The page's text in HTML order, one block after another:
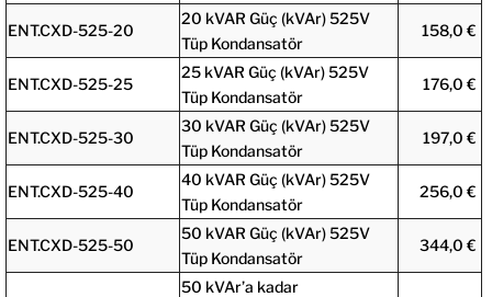
ENT.CXD-525-20
20 kVAR Güç (kVAr) 525V
Tüp Kondansatör
158,0 €
ENT.CXD-525-25
25 kVAR Güç (kVAr) 525V
Tüp Kondansatör
176,0 €
ENT.CXD-525-30
30 kVAR Güç (kVAr) 525V
Tüp Kondansatör
197,0 €
ENT.CXD-525-40
40 kVAR Güç (kVAr) 525V
Tüp Kondansatör
256,0 €
ENT.CXD-525-50
50 kVAR Güç (kVAr) 525V
Tüp Kondansatör
344,0 €
50 kVAr’a kadar